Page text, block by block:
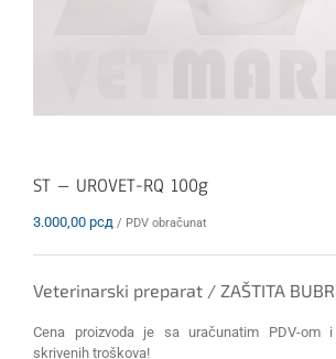
ST – UROVET-RQ 100g
3.000,00 рсд / PDV obračunat
Veterinarski preparat / ZAŠTITA
Cena proizvoda je sa uračunatim PDV-om
skrivenih troškova!